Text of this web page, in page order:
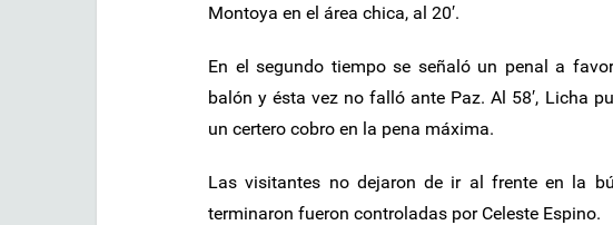
Montoya en el área chica, al 20′.
En el segundo tiempo se señaló un penal a
balón y ésta vez no falló ante Paz. Al 58′, Licha
un certero cobro en la pena máxima.
Las visitantes no dejaron de ir al frente en la
terminaron fueron controladas por Celeste Espino.